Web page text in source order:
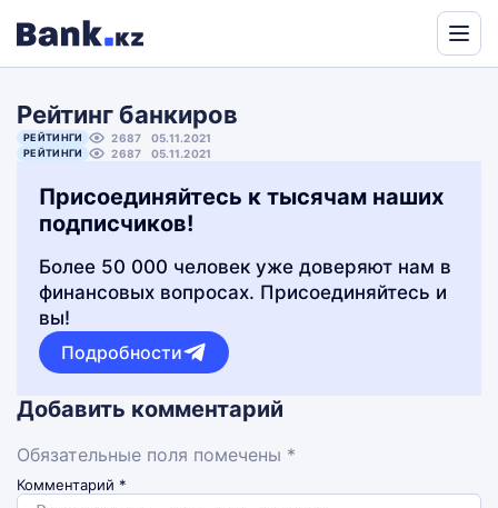
Рейтинг банкиров
РЕЙТИНГИ 2687 05.11.2021
РЕЙТИНГИ 2687 05.11.2021
Присоединяйтесь к тысячам наших
подписчиков!
Более 50 000 человек уже доверяют нам в
финансовых вопросах. Присоединяйтесь и
вы!
Подробности
Добавить комментарий
Обязательные поля помечены *
Комментарий *